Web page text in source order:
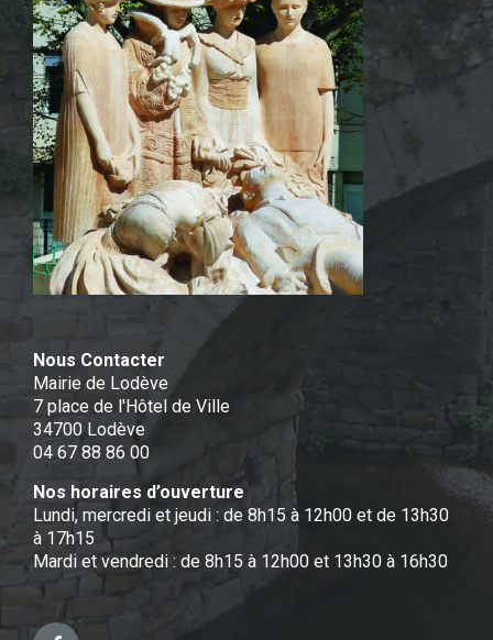
Nous Contacter
Mairie de Lodève
7 place de l'Hôtel de Ville
34700 Lodève
04 67 88 86 00
Nos horaires d’ouverture
Lundi, mercredi et jeudi : de 8h15 à 12h00 et de 13h30
à 17h15
Mardi et vendredi : de 8h15 à 12h00 et 13h30 à 16h30